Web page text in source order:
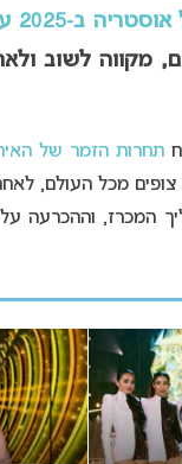
לשוב
תחרות הזמר של
צופים מכל העולם,